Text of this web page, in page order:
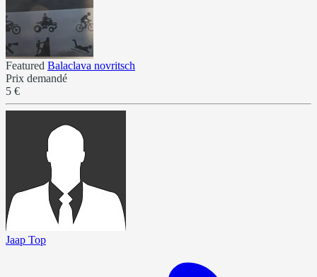
Featured Balaclava novritsch
Prix demandé
5 €
Jaap Top